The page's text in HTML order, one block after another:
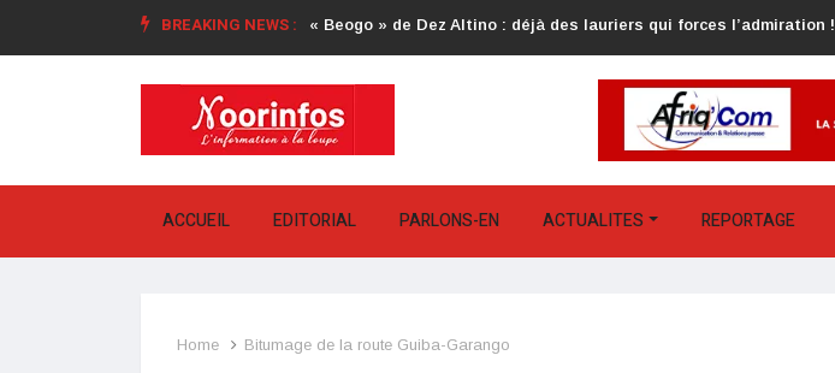
BREAKING NEWS : « Beogo » de Dez Altino : déjà des lauriers qui forces l’admiration !
ACCUEIL EDITORIAL PARLONS-EN ACTUALITES REPORTAGE
Home Bitumage de la route Guiba-Garango